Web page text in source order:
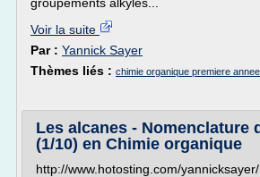
Voir la suite
Par : Yannick Sayer
Thèmes liés : chimie organique premiere
Les alcanes - Nomenclature
(1/10) en Chimie organique
http://www.hotosting.com/